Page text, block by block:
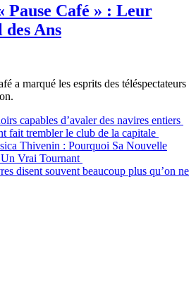
Pause Café » : Leur
Ans
a marqué les esprits des téléspectateurs
capables d’avaler des navires entiers
fait trembler le club de la capitale
Thivenin : Pourquoi Sa Nouvelle
Vrai Tournant
disent souvent beaucoup plus qu’on ne